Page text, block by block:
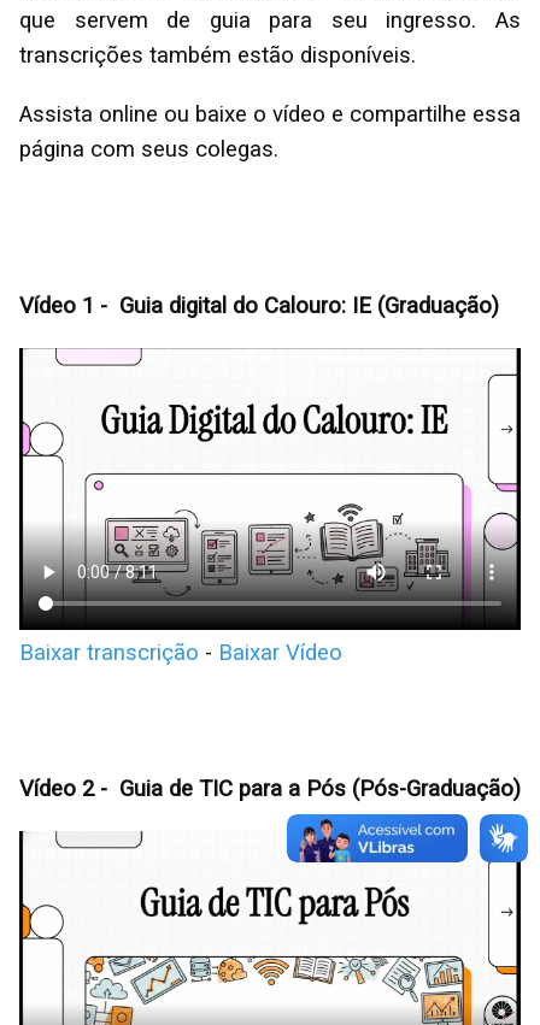
que servem de guia para seu ingresso. As
transcrições também estão disponíveis.
Assista online ou baixe o vídeo e compartilhe essa
página com seus colegas.
Vídeo 1 - Guia digital do Calouro: IE (Graduação)
Baixar transcrição - Baixar Vídeo
Vídeo 2 - Guia de TIC para a Pós (Pós-Graduação)